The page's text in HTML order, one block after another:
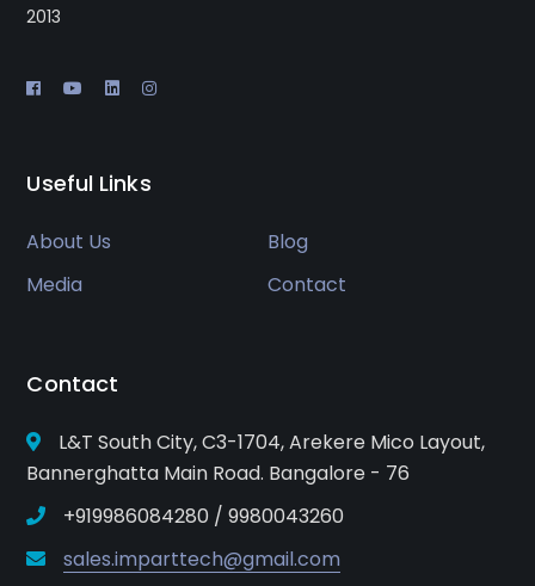
2013
Useful Links
About Us
Blog
Media
Contact
Contact
L&T South City, C3-1704, Arekere Mico Layout,
Bannerghatta Main Road. Bangalore - 76
+919986084280 / 9980043260
sales.imparttech@gmail.com